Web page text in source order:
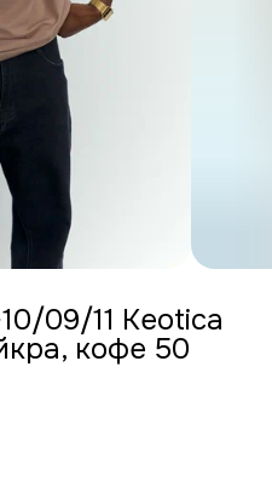
09/11 Keotica
кофе 50